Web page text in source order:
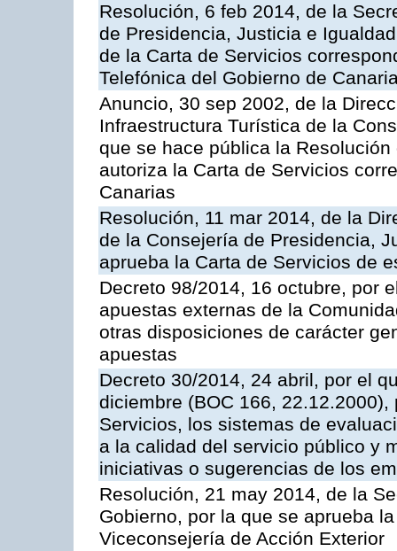
Resolución, 6 feb 2014, de la
de Presidencia, Justicia e
de la Carta de Servicios
Telefónica del Gobierno de
Anuncio, 30 sep 2002, de la
Infraestructura Turística de la
que se hace pública la
autoriza la Carta de Servicios
Canarias
Resolución, 11 mar 2014, de la
de la Consejería de Presidencia,
aprueba la Carta de Servicios de
Decreto 98/2014, 16 octubre, por
apuestas externas de la
otras disposiciones de carácter
apuestas
Decreto 30/2014, 24 abril, por el
diciembre (BOC 166,
Servicios, los sistemas de
a la calidad del servicio público y
iniciativas o sugerencias de los
Resolución, 21 may 2014, de la
Gobierno, por la que se aprueba
Viceconsejería de Acción Exterior